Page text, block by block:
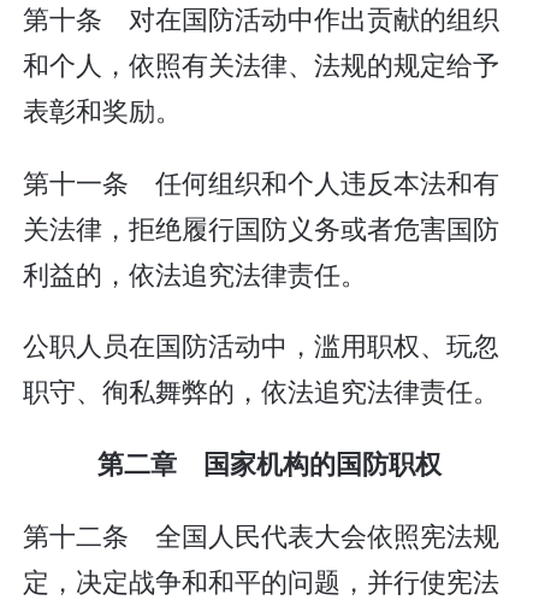
第十条 对在国防活动中作出贡献的组织
和个人，依照有关法律、法规的规定给予
表彰和奖励。
第十一条 任何组织和个人违反本法和有
关法律，拒绝履行国防义务或者危害国防
利益的，依法追究法律责任。
公职人员在国防活动中，滥用职权、玩忽
职守、徇私舞弊的，依法追究法律责任。
第二章 国家机构的国防职权
第十二条 全国人民代表大会依照宪法规
定，决定战争和和平的问题，并行使宪法